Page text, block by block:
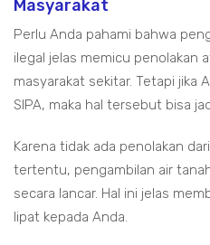
Masyarakat
Perlu Anda pahami bahwa
ilegal jelas memicu penolakan
masyarakat sekitar. Tetapi jika
SIPA, maka hal tersebut bisa
Karena tidak ada penolakan
tertentu, pengambilan air
secara lancar. Hal ini jelas
lipat kepada Anda.